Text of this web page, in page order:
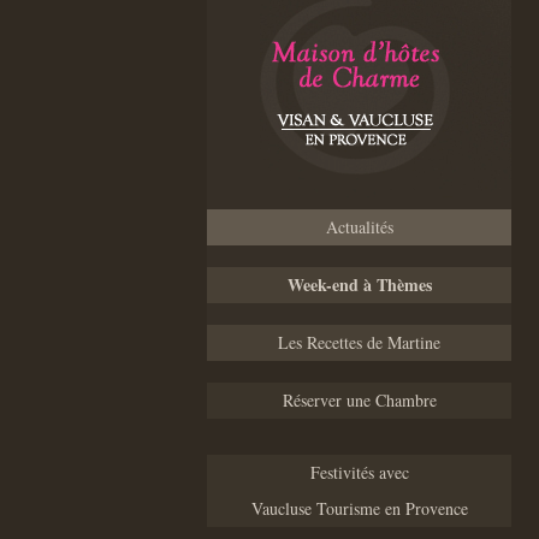
Actualités
Week-end à Thèmes
Les Recettes de Martine
Réserver une Chambre
Festivités avec
Vaucluse Tourisme en Provence